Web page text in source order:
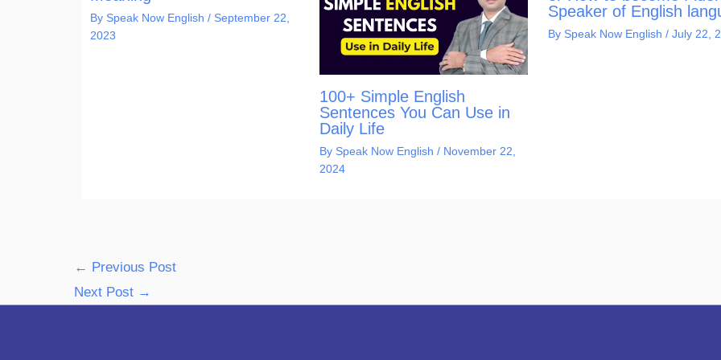
By Speak Now English / September 22,
2023
100+ Simple English
Sentences You Can Use in
Daily Life
By Speak Now English / November 22,
2024
Speaker of English
By Speak Now English/July 22,
← Previous Post
Next Post →